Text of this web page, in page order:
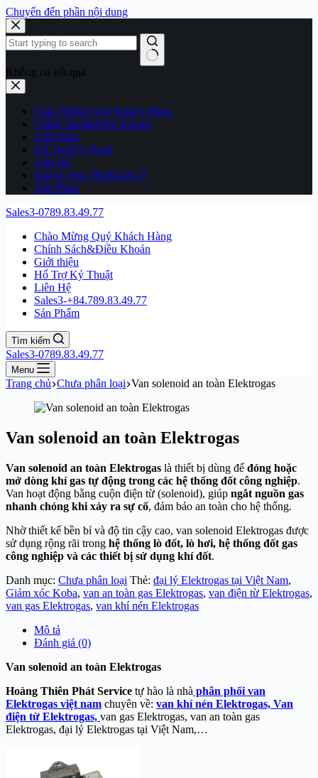
Chuyển đến phần nội dung
Không có kết quả
Chào Mừng Quý Khách Hàng
Chính Sách&Điều Khoản
Giới thiệu
Hổ Trợ Kỷ Thuật
Liên Hệ
Sales3-+84.789.83.49.77
Sản Phẩm
Sales3-0789.83.49.77
Chào Mừng Quý Khách Hàng
Chính Sách&Điều Khoản
Giới thiệu
Hổ Trợ Kỷ Thuật
Liên Hệ
Sales3-+84.789.83.49.77
Sản Phẩm
Tìm kiếm
Sales3-0789.83.49.77
Menu
Trang chủ Chưa phân loại Van solenoid an toàn Elektrogas
Van solenoid an toàn Elektrogas
Van solenoid an toàn Elektrogas là thiết bị dùng để đóng hoặc
mở dòng khí gas tự động trong các hệ thống đốt công nghiệp.
Van hoạt động bằng cuộn điện từ (solenoid), giúp ngắt nguồn gas
nhanh chóng khi xảy ra sự cố, đảm bảo an toàn cho hệ thống.
Nhờ thiết kế bền bỉ và độ tin cậy cao, van solenoid Elektrogas được
sử dụng rộng rãi trong hệ thống lò đốt, lò hơi, hệ thống đốt gas
công nghiệp và các thiết bị sử dụng khí đốt.
Danh mục: Chưa phân loại Thẻ: đại lý Elektrogas tại Việt Nam,
Giảm xóc Koba, van an toàn gas Elektrogas, van điện từ Elektrogas,
van gas Elektrogas, van khí nén Elektrogas
Mô tả
Đánh giá (0)
Van solenoid an toàn Elektrogas
Hoàng Thiên Phát Service tự hào là nhà phân phối van
Elektrogas việt nam chuyên về: van khí nén Elektrogas, Van
điện từ Elektrogas, van gas Elektrogas, van an toàn gas
Elektrogas, đại lý Elektrogas tại Việt Nam,…